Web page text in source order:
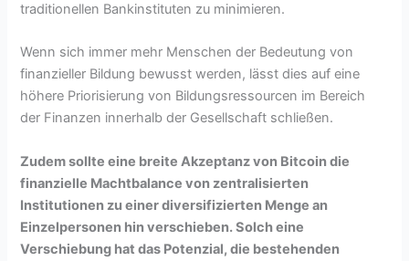
traditionellen Bankinstituten zu minimieren.
Wenn sich immer mehr Menschen der Bedeutung von
finanzieller Bildung bewusst werden, lässt dies auf eine
höhere Priorisierung von Bildungsressourcen im Bereich
der Finanzen innerhalb der Gesellschaft schließen.
Zudem sollte eine breite Akzeptanz von Bitcoin die
finanzielle Machtbalance von zentralisierten
Institutionen zu einer diversifizierten Menge an
Einzelpersonen hin verschieben. Solch eine
Verschiebung hat das Potenzial, die bestehenden